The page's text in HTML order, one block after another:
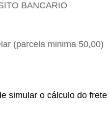
BANCARIO
(parcela minima 50,00)
simular o cálculo do